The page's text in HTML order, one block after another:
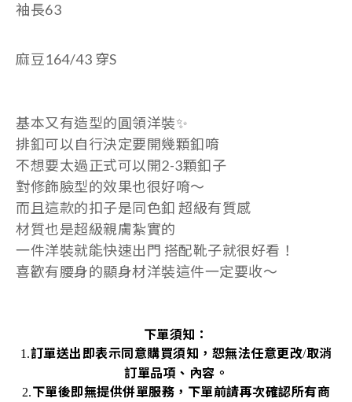
袖長63
麻豆164/43 穿S
基本又有造型的圓領洋裝✨
排釦可以自行決定要開幾顆釦唷
不想要太過正式可以開2-3顆釦子
對修飾臉型的效果也很好唷～
而且這款的扣子是同色釦 超級有質感
材質也是超級親膚紮實的
一件洋裝就能快速出門 搭配靴子就很好看！
喜歡有腰身的顯身材洋裝這件一定要收～
下單須知：
1.訂單送出即表示同意購買須知，恕無法任意更改/取消
訂單品項、內容。
2.下單後即無提供併單服務，下單前請再次確認所有商